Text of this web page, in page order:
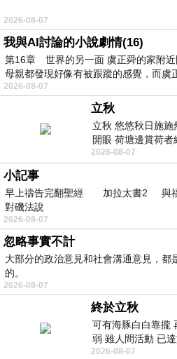
2026-08-07
我與AI討論的小說劇情(16)
第16章 世界的另一面 虞正舜的家附
母親都發現好像有被跟蹤的感覺，而虞
2026-08-07
立秋
立秋 悠悠秋日施
開眼 荷塘邊賞荷者
望 風中飄逸的是映
2026-08-07
小記事
早上禱告完翻聖經 加拉太書2 與福
對磯法說
2026-08-07
忽略事實不計
大部分的政治意見和社會溝通意見，都
的。
2026-08-07
終於立秋
可有海豚白白靠攏
弱 雖人間活動 已
者 只能白白陪葬
2026-08-07